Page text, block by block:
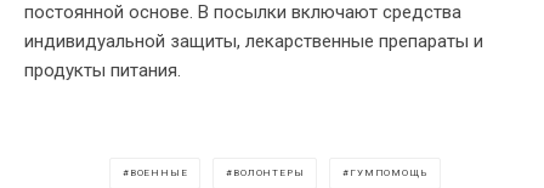
постоянной основе. В посылки включают средства
индивидуальной защиты, лекарственные препараты и
продукты питания.
ВОЕННЫЕ ВОЛОНТЕРЫ ГУМПОМОЩЬ